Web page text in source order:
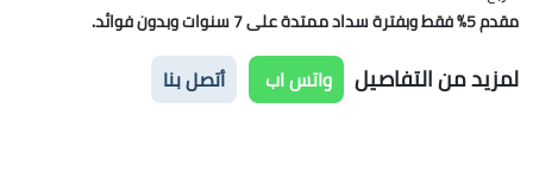
مقدم 5% فقط وبفترة سداد ممتدة على 7 سنوات وبدون فوائد.
لمزيد من التفاصيل واتس اب أتصل بنا